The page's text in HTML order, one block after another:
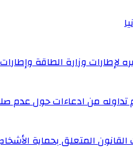
لإطارات وزارة الطاقة
تداوله من ادعاءات حول عدم
المتعلق بحماية